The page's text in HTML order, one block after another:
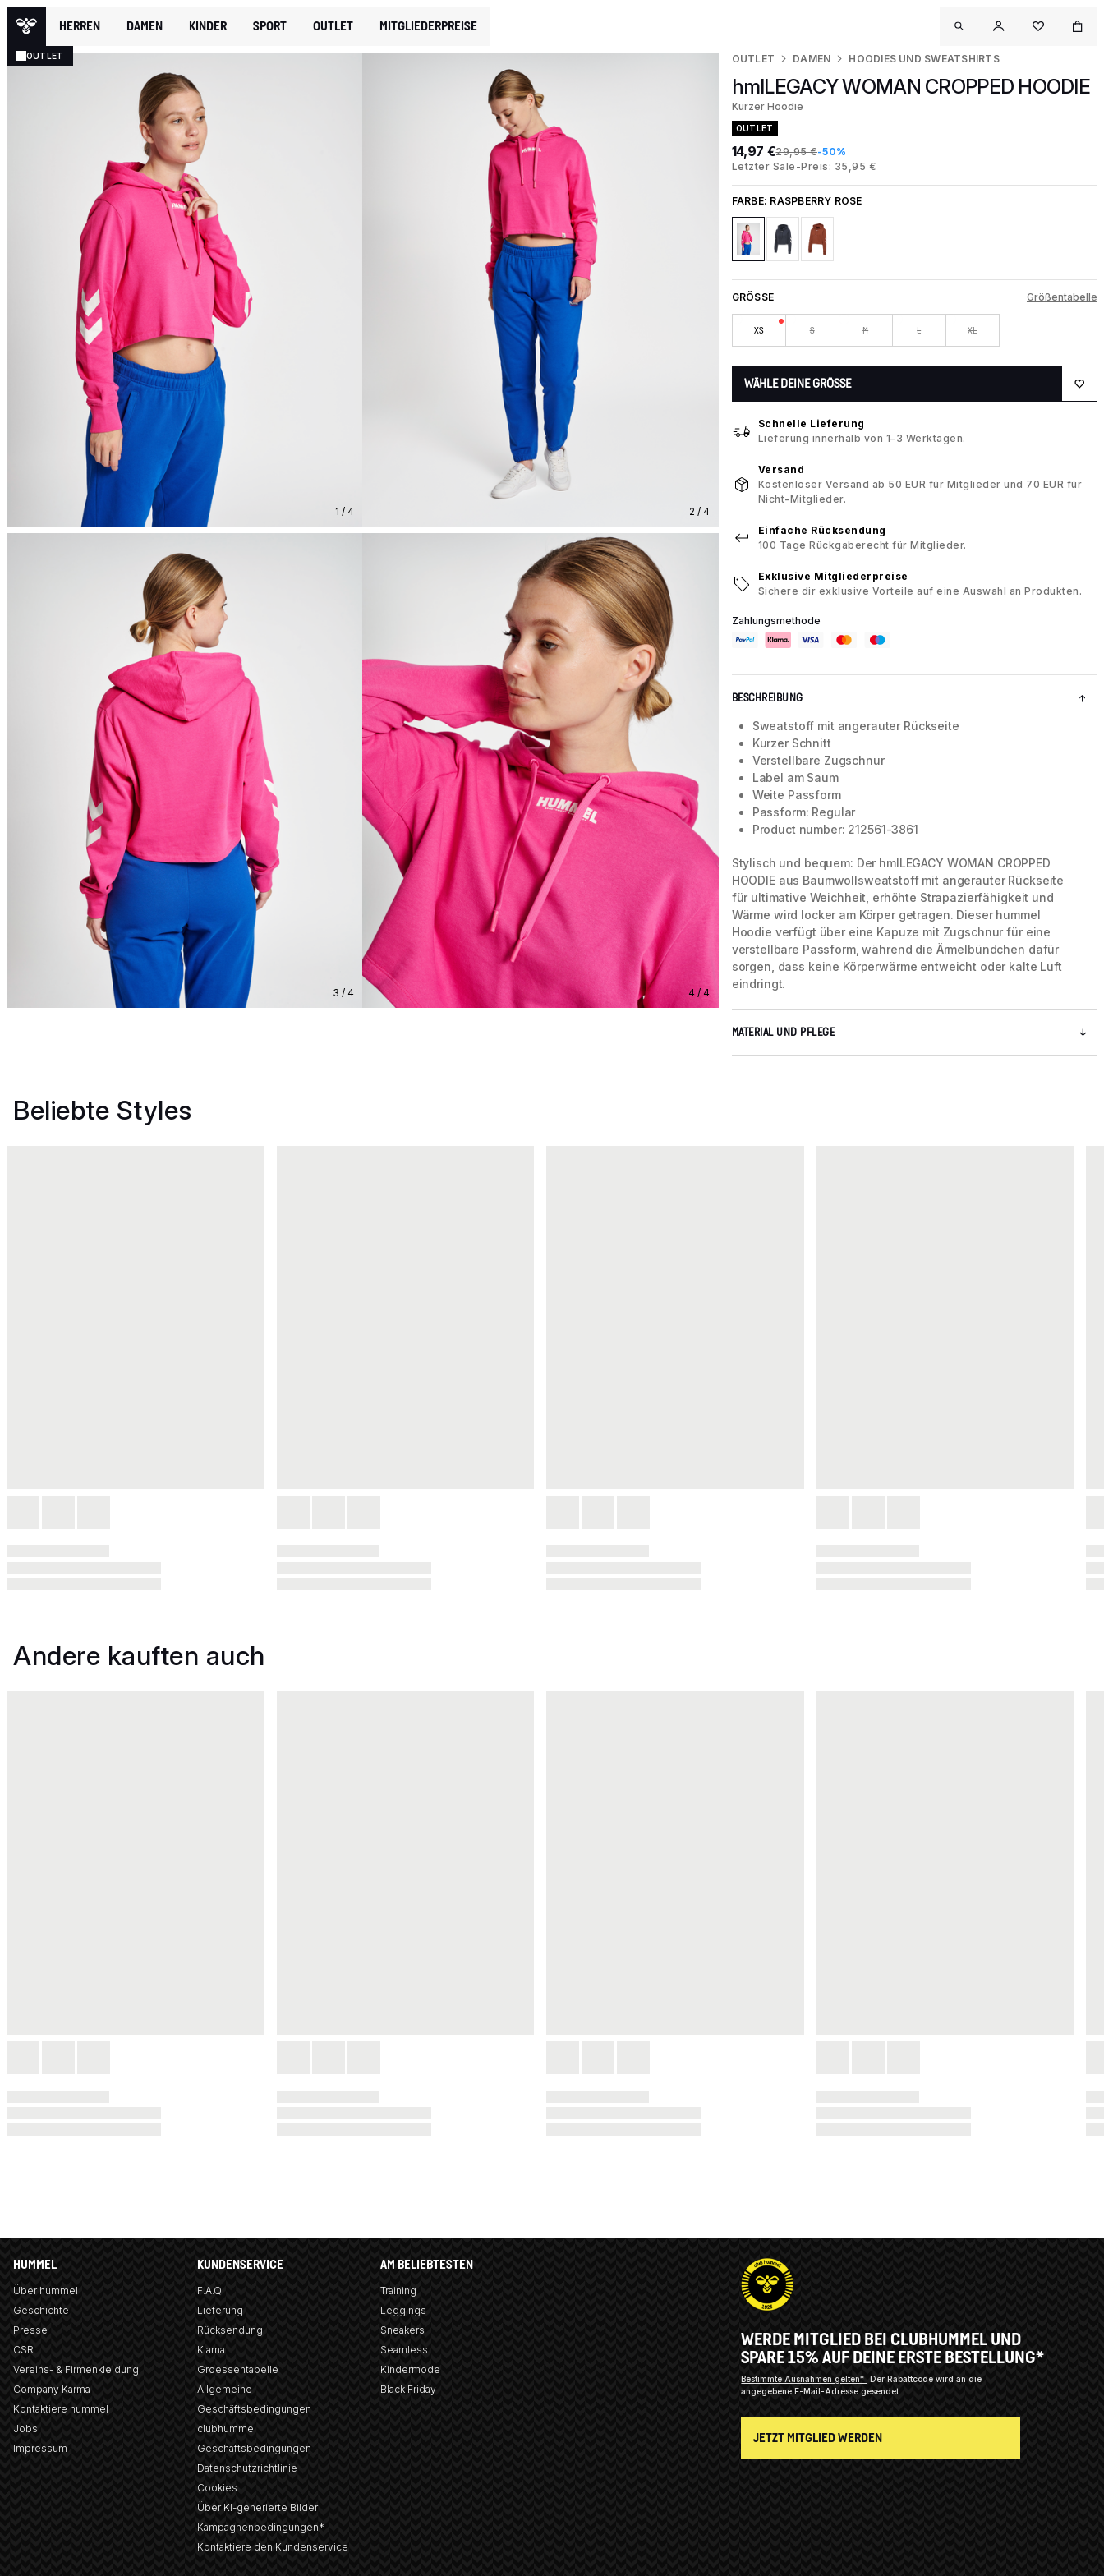
HERREN DAMEN KINDER SPORT OUTLET MITGLIEDERPREISE
OUTLET
1 / 4 2 / 4
3 / 4 4 / 4
OUTLET DAMEN HOODIES UND SWEATSHIRTS
hmlLEGACY WOMAN CROPPED HOODIE
Kurzer Hoodie
OUTLET
14,97 €29,95 €-50%
Letzter Sale-Preis: 35,95 €
FARBE: RASPBERRY ROSE
GRÖSSE Größentabelle
XS S M L XL
WÄHLE DEINE GRÖSSE
Schnelle Lieferung
Lieferung innerhalb von 1–3 Werktagen.
Versand
Kostenloser Versand ab 50 EUR für Mitglieder und 70 EUR für
Nicht-Mitglieder.
Einfache Rücksendung
100 Tage Rückgaberecht für Mitglieder.
Exklusive Mitgliederpreise
Sichere dir exklusive Vorteile auf eine Auswahl an Produkten.
Zahlungsmethode
BESCHREIBUNG
Sweatstoff mit angerauter Rückseite
Kurzer Schnitt
Verstellbare Zugschnur
Label am Saum
Weite Passform
Passform: Regular
Product number: 212561-3861
Stylisch und bequem: Der hmlLEGACY WOMAN CROPPED
HOODIE aus Baumwollsweatstoff mit angerauter Rückseite
für ultimative Weichheit, erhöhte Strapazierfähigkeit und
Wärme wird locker am Körper getragen. Dieser hummel
Hoodie verfügt über eine Kapuze mit Zugschnur für eine
verstellbare Passform, während die Ärmelbündchen dafür
sorgen, dass keine Körperwärme entweicht oder kalte Luft
eindringt.
MATERIAL UND PFLEGE
Beliebte Styles
Andere kauften auch
HUMMEL
Über hummel
Geschichte
Presse
CSR
Vereins- & Firmenkleidung
Company Karma
Kontaktiere hummel
Jobs
Impressum
KUNDENSERVICE
F.A.Q
Lieferung
Rücksendung
Klarna
Groessentabelle
Allgemeine
Geschäftsbedingungen
clubhummel
Geschäftsbedingungen
Datenschutzrichtlinie
Cookies
Über KI-generierte Bilder
Kampagnenbedingungen*
Kontaktiere den Kundenservice
AM BELIEBTESTEN
Training
Leggings
Sneakers
Seamless
Kindermode
Black Friday
WERDE MITGLIED BEI CLUBHUMMEL UND
SPARE 15% AUF DEINE ERSTE BESTELLUNG*
Bestimmte Ausnahmen gelten*
Der Rabattcode wird an die
angegebene E-Mail-Adresse gesendet.
JETZT MITGLIED WERDEN